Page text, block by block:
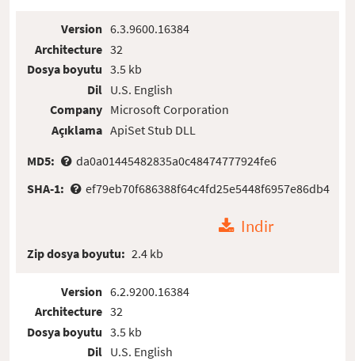
Version
Architecture
Dosya boyutu
Dil
Company
Açıklama
6.3.9600.16384
32
3.5 kb
U.S. English
Microsoft Corporation
ApiSet Stub DLL
MD5:
da0a01445482835a0c48474777924fe6
SHA-1:
ef79eb70f686388f64c4fd25e5448f6957e86db4
Indir
Zip dosya boyutu: 2.4 kb
Version
Architecture
Dosya boyutu
Dil
6.2.9200.16384
32
3.5 kb
U.S. English